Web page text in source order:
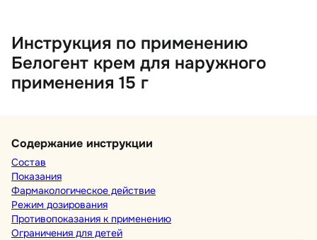
Инструкция по применению
Белогент крем для наружного
применения 15 г
Содержание инструкции
Состав
Показания
Фармакологическое действие
Режим дозирования
Противопоказания к применению
Ограничения для детей